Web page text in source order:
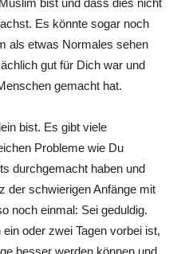
bist und dass dies nicht
Es könnte sogar noch
als etwas Normales sehen
gut für Dich war und
gemacht hat.
bist. Es gibt viele
Probleme wie Du
durchgemacht haben und
der schwierigen Anfänge mit
noch einmal: Sei geduldig.
oder zwei Tagen vorbei ist,
besser werden können und